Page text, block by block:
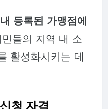
등록된 가맹점에
들의 지역 내 소
활성화시키는 데
청 자격